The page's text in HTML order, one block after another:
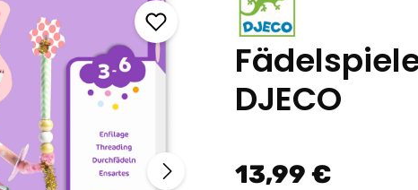
DJECO
13,99 €